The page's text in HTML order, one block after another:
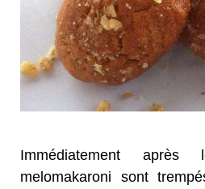
Immédiatement
melomakaroni sont